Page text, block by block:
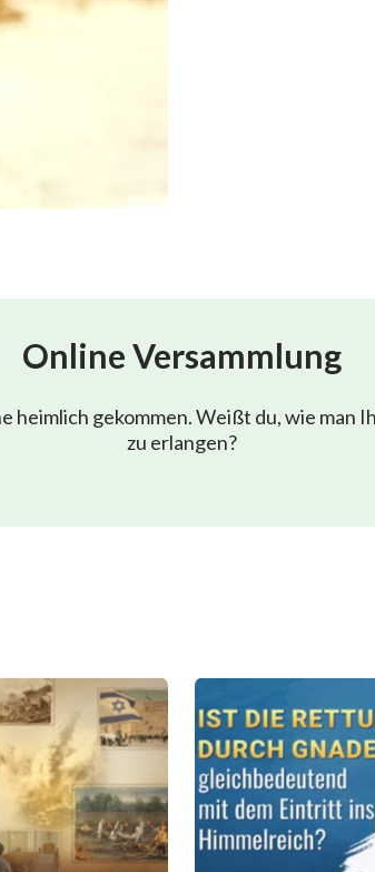
Online Versammlung
gekommen. Weißt du, wie man
zu erlangen?